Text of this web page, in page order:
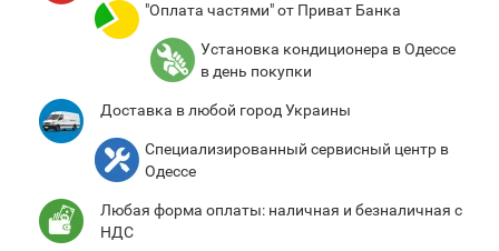
"Оплата частями" от Приват Банка
Установка кондиционера в Одессе
в день покупки
Доставка в любой город Украины
Специализированный сервисный центр в
Одессе
Любая форма оплаты: наличная и безналичная с
НДС